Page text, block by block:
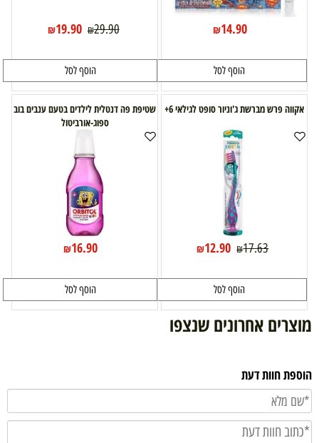
₪14.90
הוסף לסל
₪29.90
₪19.90
הוסף לסל
אקווה פרש מברשת ג'וניור סופט לגילאי 6+
₪17.63
₪12.90
הוסף לסל
שטיפת פה דנטלית לילדים בטעם ענבים בוב
ספוג-אורביטול
₪16.90
הוסף לסל
מוצרים אחרונים שנצפו
הוספת חוות דעת